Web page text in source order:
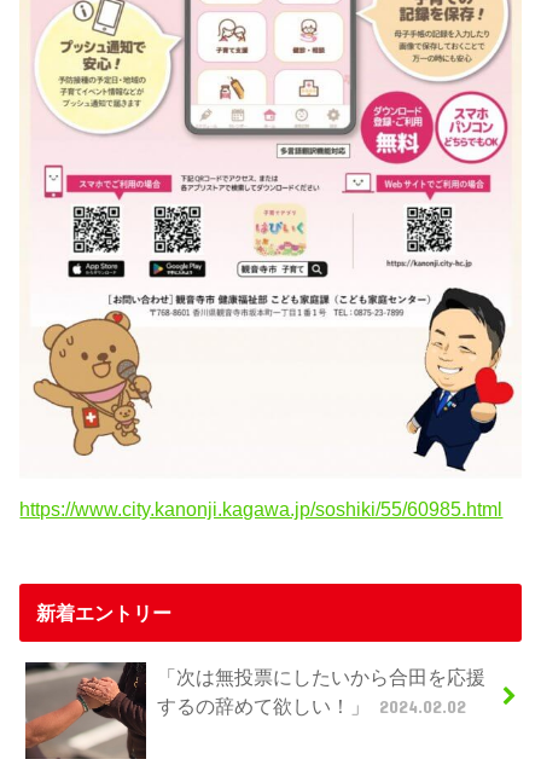
https://www.city.kanonji.kagawa.jp/soshiki/55/60985.html
新着エントリー
「次は無投票にしたいから合田を応援
するの辞めて欲しい！」
2024.02.02